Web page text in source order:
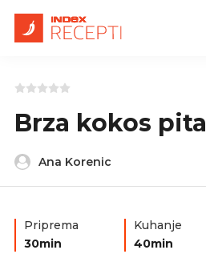
Brza kokos pita
Ana Korenic
Priprema
30min
Kuhanje
40min